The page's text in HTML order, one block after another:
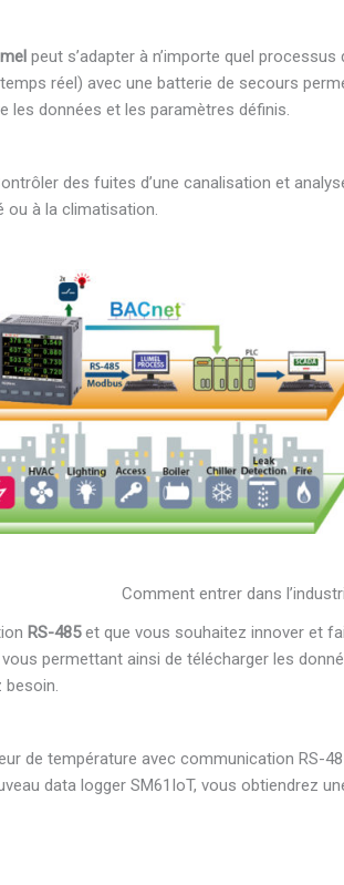
peut s’adapter à n’importe quel
réel) avec une batterie de secours
les données et les paramètres définis.
des fuites d’une canalisation et
ou à la climatisation.
Comment entrer dans
RS-485et que vous souhaitez innover et
vous permettant ainsi de télécharger les
besoin.
de température avec communication RS-
data logger SM61IoT, vous obtiendrez